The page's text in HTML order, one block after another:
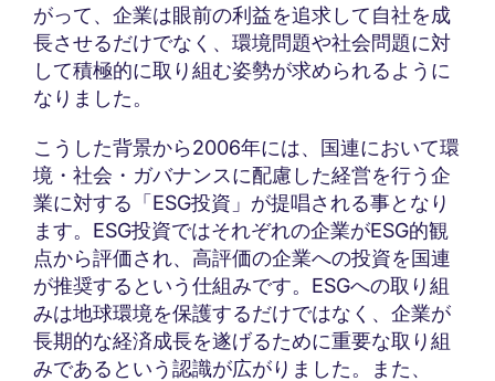
がって、企業は眼前の利益を追求して自社を成
長させるだけでなく、環境問題や社会問題に対
して積極的に取り組む姿勢が求められるように
なりました。
こうした背景から2006年には、国連において環
境・社会・ガバナンスに配慮した経営を行う企
業に対する「ESG投資」が提唱される事となり
ます。ESG投資ではそれぞれの企業がESG的観
点から評価され、高評価の企業への投資を国連
が推奨するという仕組みです。ESGへの取り組
みは地球環境を保護するだけではなく、企業が
長期的な経済成長を遂げるために重要な取り組
みであるという認識が広がりました。また、